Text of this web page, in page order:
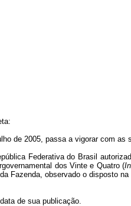
de 2005, passa a vigorar com as
Federativa do Brasil
dos Vinte e Quatro (
Fazenda, observado o disposto
de sua publicação.